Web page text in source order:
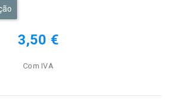
3,50 €
Com IVA